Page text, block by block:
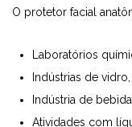
O protetor facial
Laboratórios
Indústrias de
Indústria de
Atividades com